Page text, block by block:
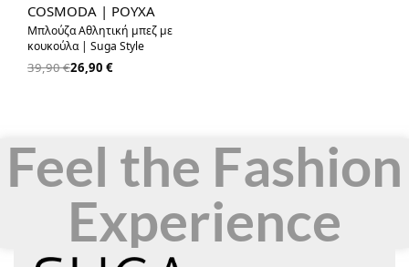
COSMODA | ΡΟΥΧΑ
Μπλούζα Αθλητική μπεζ με
κουκούλα | Suga Style
39,90€26,90 €
Feel the Fashion
Experience